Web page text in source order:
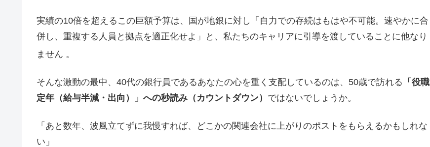
実績の10倍を超えるこの巨額予算は、国が地銀に対し「自力での存続はもはや不可能。速やかに合
併し、重複する人員と拠点を適正化せよ」と、私たちのキャリアに引導を渡していることに他なり
ません 。
そんな激動の最中、40代の銀行員であるあなたの心を重く支配しているのは、50歳で訪れる 「役職
定年（給与半減・出向）」への秒読み（カウントダウン） ではないでしょうか。
「あと数年、波風立てずに我慢すれば、どこかの関連会社に上がりのポストをもらえるかもしれな
い」